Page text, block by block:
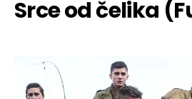
Srce od čelika